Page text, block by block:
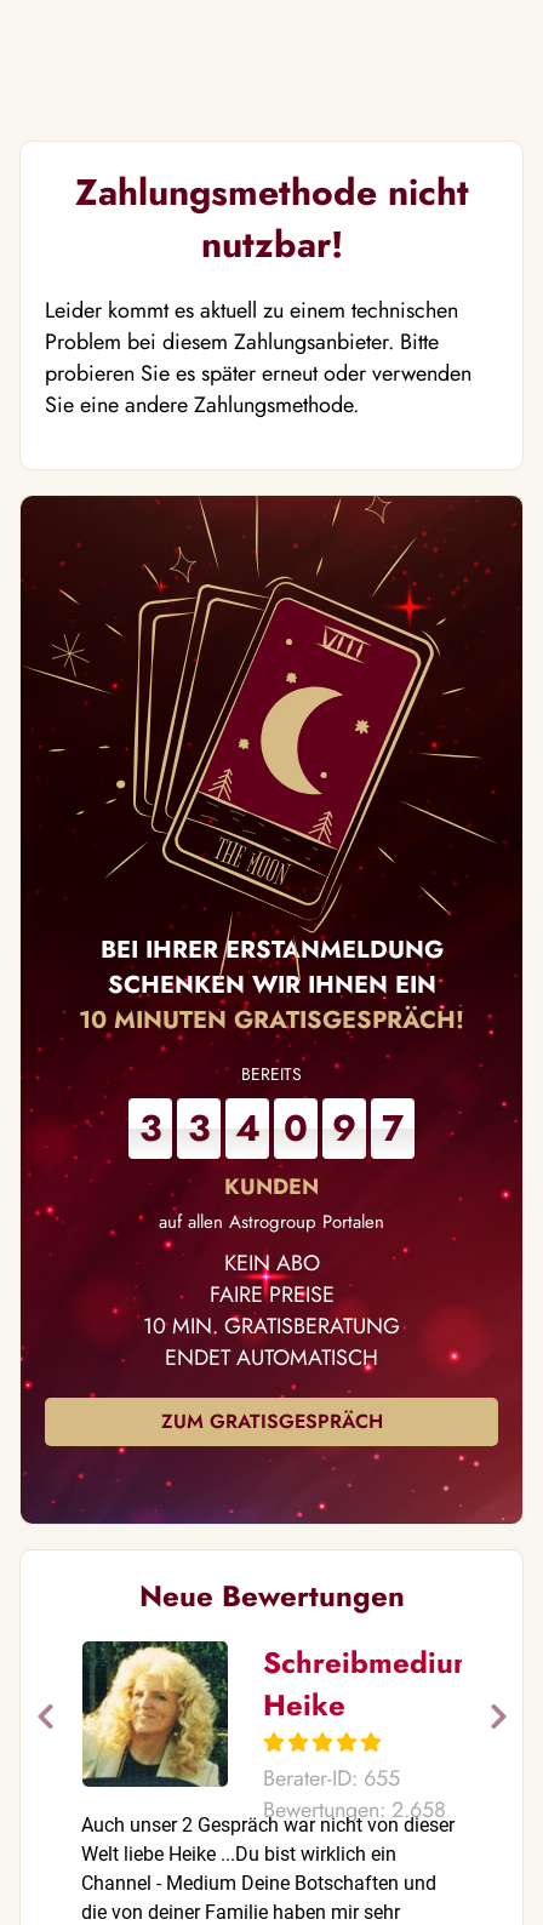
Zahlungsmethode nicht
nutzbar!
Leider kommt es aktuell zu einem technischen
Problem bei diesem Zahlungsanbieter. Bitte
probieren Sie es später erneut oder verwenden
Sie eine andere Zahlungsmethode.
BEI IHRER ERSTANMELDUNG
SCHENKEN WIR IHNEN EIN
10 MINUTEN GRATISGESPRÄCH!
3 3 4 0 9 7
auf allen Astrogroup Portalen
KEIN ABO
FAIRE PREISE
10 MIN. GRATISBERATUNG
ENDET AUTOMATISCH
ZUM GRATISGESPRÄCH
Neue Bewertungen
Schreibmedium
Heike
Berater-ID: 655
Bewertungen: 2.658
Auch unser 2 Gespräch war nicht von dieser
Welt liebe Heike ...Du bist wirklich ein
Channel - Medium Deine Botschaften und
die von deiner Familie haben mir sehr